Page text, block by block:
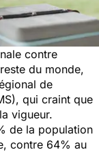
contre
du monde,
de
qui craint que
vigueur.
de la population
contre 64% au